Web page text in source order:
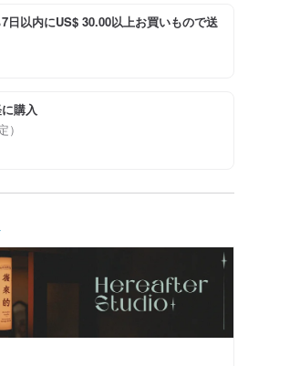
日以内にUS$ 30.00以上お買いもので送
購入